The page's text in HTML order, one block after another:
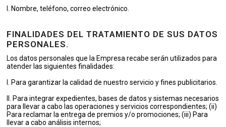
I. Nombre, teléfono, correo electrónico.
FINALIDADES DEL TRATAMIENTO DE SUS DATOS
PERSONALES.
Los datos personales que la Empresa recabe serán utilizados para
atender las siguientes finalidades:
I. Para garantizar la calidad de nuestro servicio y fines publicitarios.
II. Para integrar expedientes, bases de datos y sistemas necesarios
para llevar a cabo las operaciones y servicios correspondientes; (ii)
Para reclamar la entrega de premios y/o promociones; (iii) Para
llevar a cabo análisis internos;